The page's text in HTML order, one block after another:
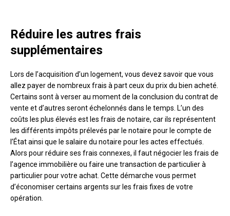
Réduire les autres frais
supplémentaires
Lors de l’acquisition d’un logement, vous devez savoir que vous
allez payer de nombreux frais à part ceux du prix du bien acheté.
Certains sont à verser au moment de la conclusion du contrat de
vente et d’autres seront échelonnés dans le temps. L’un des
coûts les plus élevés est les frais de notaire, car ils représentent
les différents impôts prélevés par le notaire pour le compte de
l’État ainsi que le salaire du notaire pour les actes effectués.
Alors pour réduire ses frais connexes, il faut négocier les frais de
l’agence immobilière ou faire une transaction de particulier à
particulier pour votre achat. Cette démarche vous permet
d’économiser certains argents sur les frais fixes de votre
opération.